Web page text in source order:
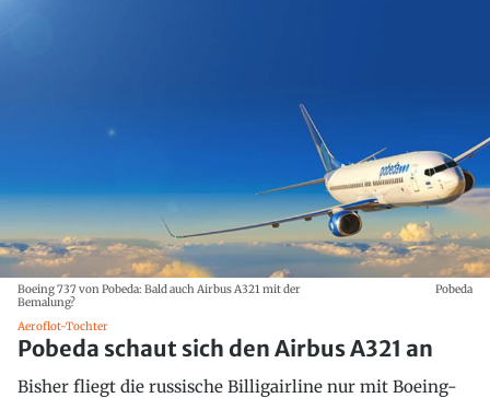
Boeing 737 von Pobeda: Bald auch Airbus A321 mit der
Bemalung?
Pobeda
Aeroflot-Tochter
Pobeda schaut sich den Airbus A321 an
Bisher fliegt die russische Billigairline nur mit Boeing-